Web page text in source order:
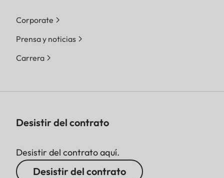
Corporate
Prensa y noticias
Carrera
Desistir del contrato
Desistir del contrato aquí.
Desistir del contrato